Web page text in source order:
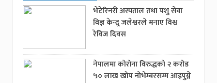
भेटेरिनरी अस्पताल तथा पशु सेवा
विज्ञ केन्द्र्र जलेश्वरले मनाए विश्व
रेविज दिवस
नेपालमा कोरोना विरुद्धको २ करोड
५० लाख खोप नोभेम्बरसम्म आइपुग्ने